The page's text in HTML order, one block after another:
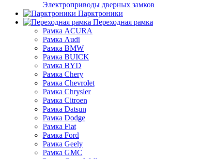
Электроприводы дверных замков
Парктроники
Переходная рамка
Рамка ACURA
Рамка Audi
Рамка BMW
Рамка BUICK
Рамка BYD
Рамка Chery
Рамка Chevrolet
Рамка Chrysler
Рамка Citroen
Рамка Datsun
Рамка Dodge
Рамка Fiat
Рамка Ford
Рамка Geely
Рамка GMC